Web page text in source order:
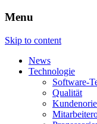
Menu
Skip to content
News
Technologie
Software-
Qualität